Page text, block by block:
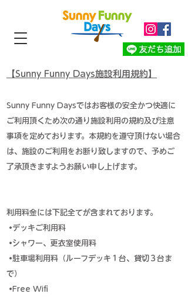
【Sunny Funny Days施設利用規約】
Sunny Funny Daysではお客様の安全かつ快適に
ご利用頂くため次の通り施設利用の規約及び注意
事項を定めております。本規約を遵守頂けない場合
は、施設のご利用をお断り致しますので、予めご
了承頂きますようお願い申し上げます。
利用料金には下記全てが含まれております。
•デッキご利用料
•シャワー、更衣室使用料
•駐車場利用料（ルーフデッキ１台、貸切３台ま
で）
•Free Wifi